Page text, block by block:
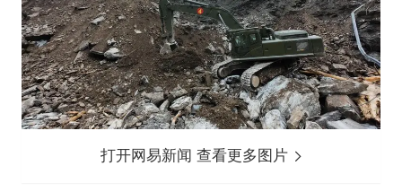
打开网易新闻 查看更多图片